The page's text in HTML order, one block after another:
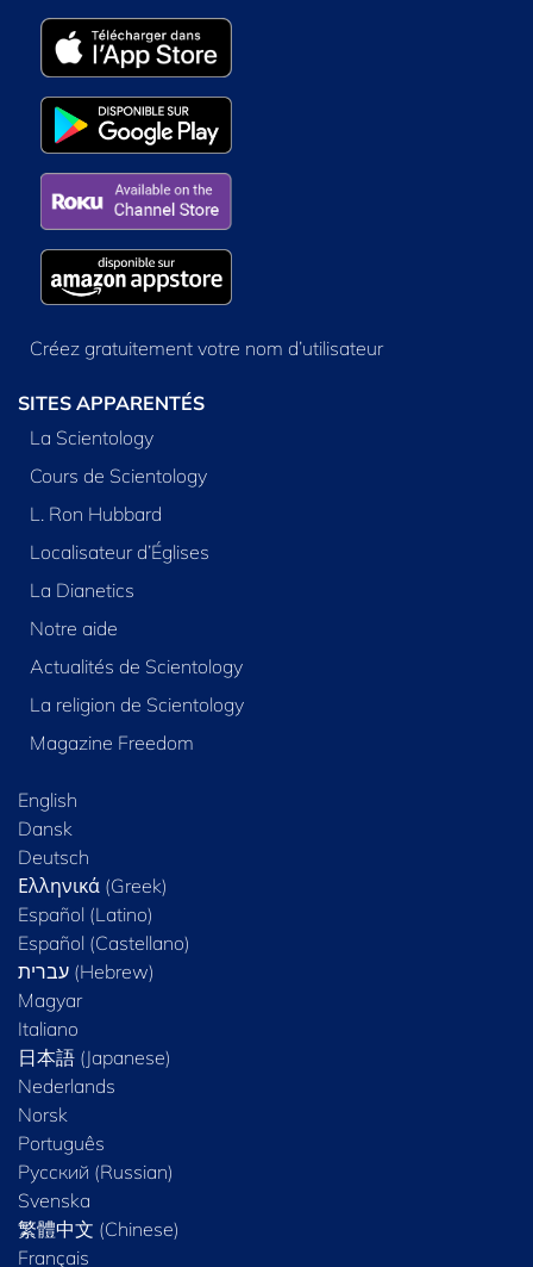
Créez gratuitement votre nom d’utilisateur
SITES APPARENTÉS
La Scientology
Cours de Scientology
L. Ron Hubbard
Localisateur d’Églises
La Dianetics
Notre aide
Actualités de Scientology
La religion de Scientology
Magazine Freedom
English
Dansk
Deutsch
Ελληνικά (Greek)
Español (Latino)
Español (Castellano)
Magyar
Italiano
日本語 (Japanese)
Nederlands
Norsk
Português
Русский (Russian)
Svenska
繁體中文 (Chinese)
Français